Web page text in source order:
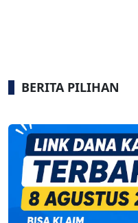
BERITA PILIHAN